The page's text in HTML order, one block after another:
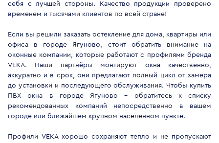
себя с лучшей стороны. Качество продукции проверено
временем и тысячами клиентов по всей стране!
Если вы решили заказать остекление для дома, квартиры или
офиса в городе Ягуново, стоит обратить внимание на
оконные компании, которые работают с профилями бренда
VEKA. Наши партнёры монтируют окна качественно,
аккуратно и в срок, они предлагают полный цикл от замера
до установки и последующего обслуживания. Чтобы купить
ПВХ окна в городе Ягуново - обратитесь к списку
рекомендованных компаний непосредственно в вашем
городе или ближайшем крупном населенном пункте.
Профили VEKA хорошо сохраняют тепло и не пропускают